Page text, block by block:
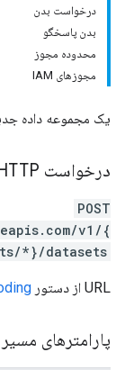
درخواست بدن
بدن پاسخگو
محدوده مجوز
مجوزهای IAM
یک مجموعه داده
درخواست HTTP
POST
v1/{
*}/datasets
URL از دستور
پارامترهای مسیر